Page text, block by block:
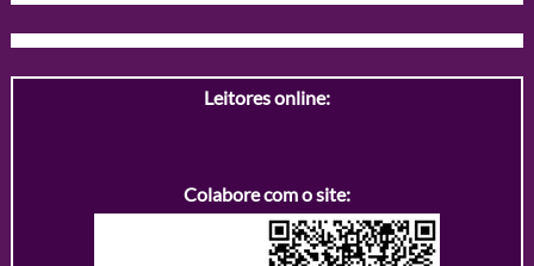
Leitores online:
Colabore com o site: